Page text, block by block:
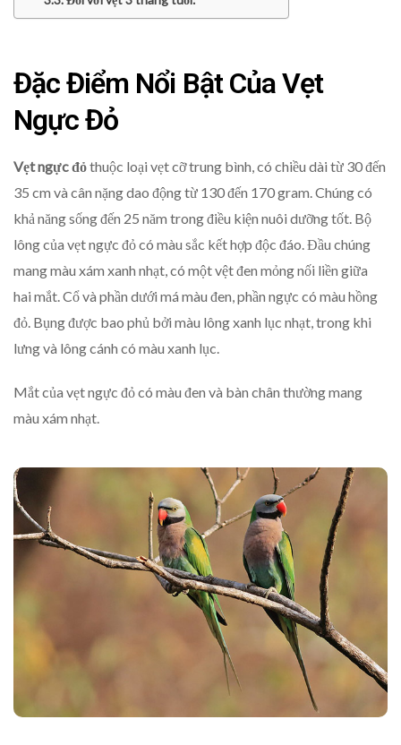
Đặc Điểm Nổi Bật Của Vẹt
Ngực Đỏ
Vẹt ngực đỏthuộc loại vẹt cỡ trung bình, có chiều dài từ 30 đến
35 cm và cân nặng dao động từ 130 đến 170 gram. Chúng có
khả năng sống đến 25 năm trong điều kiện nuôi dưỡng tốt. Bộ
lông của vẹt ngực đỏ có màu sắc kết hợp độc đáo. Đầu chúng
mang màu xám xanh nhạt, có một vệt đen mỏng nối liền giữa
hai mắt. Cổ và phần dưới má màu đen, phần ngực có màu hồng
đỏ. Bụng được bao phủ bởi màu lông xanh lục nhạt, trong khi
lưng và lông cánh có màu xanh lục.
Mắt của vẹt ngực đỏ có màu đen và bàn chân thường mang
màu xám nhạt.